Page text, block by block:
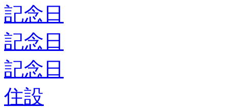
記念日
記念日
記念日
住設